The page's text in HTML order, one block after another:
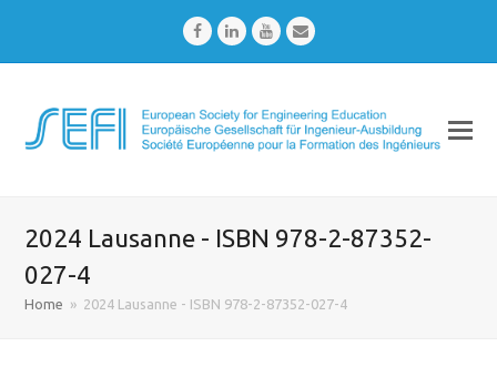
FacebookLinkedInYoutubeEmail
2024 Lausanne - ISBN 978-2-87352-
027-4
Home » 2024 Lausanne - ISBN 978-2-87352-027-4